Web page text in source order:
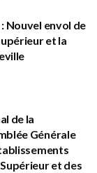
: Nouvel envol de
et la
de la
Générale
et des